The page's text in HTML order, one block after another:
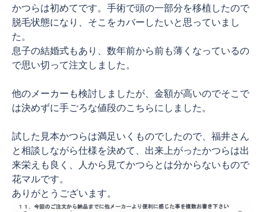
かつらは初めてです。手術で頭の一部分を移植したので
脱毛状態になり、そこをカバーしたいと思っていまし
た。
息子の結婚式もあり、数年前から前も薄くなっているの
で思い切って注文しました。
他のメーカーも検討しましたが、金額が高いのでそこで
は決めずに手ごろな値段のこちらにしました。
試した見本かつらは満足いくものでしたので、福井さん
と相談しながら仕様を決めて、出来上がったかつらは出
来栄えも良く、人から見てかつらとは分からないもので
花マルです。
ありがとうございます。